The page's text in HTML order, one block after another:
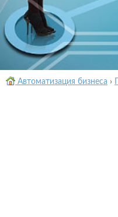
Автоматизация бизнеса ›